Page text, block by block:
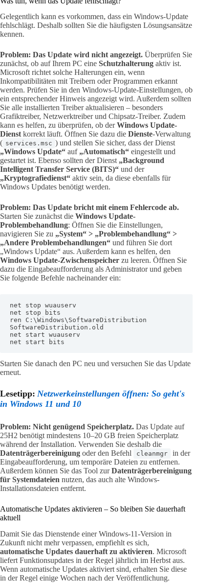
Gelegentlich kann es vorkommen, dass ein Windows-Update
fehlschlägt. Deshalb sollten Sie die häufigsten Lösungsansätze
kennen.
Problem: Das Update wird nicht angezeigt. Überprüfen Sie
zunächst, ob auf Ihrem PC eine Schutzhalterung aktiv ist.
Microsoft richtet solche Halterungen ein, wenn
Inkompatibilitäten mit Treibern oder Programmen erkannt
werden. Prüfen Sie in den Windows-Update-Einstellungen, ob
ein entsprechender Hinweis angezeigt wird. Außerdem sollten
Sie alle installierten Treiber aktualisieren – besonders
Grafiktreiber, Netzwerktreiber und Chipsatz-Treiber. Zudem
kann es helfen, zu überprüfen, ob derWindows Update-
Dienst korrekt läuft. Öffnen Sie dazu die Dienste-Verwaltung
( services.msc ) und stellen Sie sicher, dass der Dienst
„Windows Update“ auf „Automatisch“ eingestellt und
gestartet ist. Ebenso sollten der Dienst „Background
Intelligent Transfer Service (BITS)“ und der
„Kryptografiedienst“ aktiv sein, da diese ebenfalls für
Windows Updates benötigt werden.
Problem: Das Update bricht mit einem Fehlercode ab.
Starten Sie zunächst die Windows Update-
Problembehandlung: Öffnen Sie die Einstellungen,
navigieren Sie zu „System“ > „Problembehandlung“ >
„Andere Problembehandlungen“ und führen Sie dort
„Windows Update“ aus. Außerdem kann es helfen, den
Windows Update-Zwischenspeicher zu leeren. Öffnen Sie
dazu die Eingabeaufforderung als Administrator und geben
Sie folgende Befehle nacheinander ein:
net stop wuauserv
net stop bits
ren C:\Windows\SoftwareDistribution
SoftwareDistribution.old
net start wuauserv
net start bits
Starten Sie danach den PC neu und versuchen Sie das Update
erneut.
Lesetipp: Netzwerkeinstellungen öffnen: So geht's
in Windows 11 und 10
Problem: Nicht genügend Speicherplatz. Das Update auf
25H2 benötigt mindestens 10–20 GB freien Speicherplatz
während der Installation. Verwenden Sie deshalb die
Datenträgerbereinigung oder den Befehl cleanmgr
in der
Eingabeaufforderung, um temporäre Dateien zu entfernen.
Außerdem können Sie das Tool zurDatenträgerbereinigung
für Systemdateien nutzen, das auch alte Windows-
Installationsdateien entfernt.
Automatische Updates aktivieren – So bleiben Sie dauerhaft
aktuell
Damit Sie das Dienstende einer Windows-11-Version in
Zukunft nicht mehr verpassen, empfiehlt es sich,
automatische Updates dauerhaft zu aktivieren. Microsoft
liefert Funktionsupdates in der Regel jährlich im Herbst aus.
Wenn automatische Updates aktiviert sind, erhalten Sie diese
in der Regel einige Wochen nach der Veröffentlichung.